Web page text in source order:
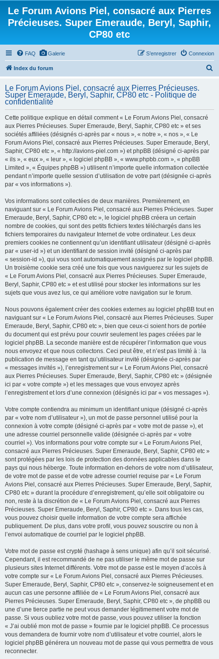
Le Forum Avions Piel, consacré aux Pierres
Précieuses. Super Emeraude, Beryl, Saphir,
CP80 etc
FAQ Galerie Connexion
S’enregistrer
Index du forum
Le Forum Avions Piel, consacré aux Pierres Précieuses.
Super Emeraude, Beryl, Saphir, CP80 etc - Politique de
confidentialité
Cette politique explique en détail comment « Le Forum Avions Piel, consacré
aux Pierres Précieuses. Super Emeraude, Beryl, Saphir, CP80 etc » et ses
sociétés affiliées (désignés ci-après par « nous », « notre », « nos », « Le
Forum Avions Piel, consacré aux Pierres Précieuses. Super Emeraude, Beryl,
Saphir, CP80 etc », « http://avions-piel.com ») et phpBB (désigné ci-après par
« ils », « eux », « leur », « logiciel phpBB », « www.phpbb.com », « phpBB
Limited », « Équipes phpBB ») utilisent n’importe quelle information collectée
pendant n’importe quelle session d’utilisation de votre part (désignée ci-après
par « vos informations »).
Vos informations sont collectées de deux manières. Premièrement, en
naviguant sur « Le Forum Avions Piel, consacré aux Pierres Précieuses. Super
Emeraude, Beryl, Saphir, CP80 etc », le logiciel phpBB créera un certain
nombre de cookies, qui sont des petits fichiers textes téléchargés dans les
fichiers temporaires du navigateur Internet de votre ordinateur. Les deux
premiers cookies ne contiennent qu’un identifiant utilisateur (désigné ci-après
par « user-id ») et un identifiant de session invité (désigné ci-après par
« session-id »), qui vous sont automatiquement assignés par le logiciel phpBB.
Un troisième cookie sera créé une fois que vous naviguerez sur les sujets de
« Le Forum Avions Piel, consacré aux Pierres Précieuses. Super Emeraude,
Beryl, Saphir, CP80 etc » et est utilisé pour stocker les informations sur les
sujets que vous avez lus, ce qui améliore votre navigation sur le forum.
Nous pouvons également créer des cookies externes au logiciel phpBB tout en
naviguant sur « Le Forum Avions Piel, consacré aux Pierres Précieuses. Super
Emeraude, Beryl, Saphir, CP80 etc », bien que ceux-ci soient hors de portée
du document qui est prévu pour couvrir seulement les pages créées par le
logiciel phpBB. La seconde manière est de récupérer l’information que vous
nous envoyez et que nous collectons. Ceci peut être, et n’est pas limité à : la
publication de message en tant qu’utilisateur invité (désignée ci-après par
« messages invités »), l’enregistrement sur « Le Forum Avions Piel, consacré
aux Pierres Précieuses. Super Emeraude, Beryl, Saphir, CP80 etc » (désignée
ici par « votre compte ») et les messages que vous envoyez après
l’enregistrement et lors d’une connexion (désignés ici par « vos messages »).
Votre compte contiendra au minimum un identifiant unique (désigné ci-après
par « votre nom d’utilisateur »), un mot de passe personnel utilisé pour la
connexion à votre compte (désigné ci-après par « votre mot de passe »), et
une adresse courriel personnelle valide (désignée ci-après par « votre
courriel »). Vos informations pour votre compte sur « Le Forum Avions Piel,
consacré aux Pierres Précieuses. Super Emeraude, Beryl, Saphir, CP80 etc »
sont protégées par les lois de protection des données applicables dans le
pays qui nous héberge. Toute information en-dehors de votre nom d’utilisateur,
de votre mot de passe et de votre adresse courriel requise par « Le Forum
Avions Piel, consacré aux Pierres Précieuses. Super Emeraude, Beryl, Saphir,
CP80 etc » durant la procédure d’enregistrement, qu’elle soit obligatoire ou
non, reste à la discrétion de « Le Forum Avions Piel, consacré aux Pierres
Précieuses. Super Emeraude, Beryl, Saphir, CP80 etc ». Dans tous les cas,
vous pouvez choisir quelle information de votre compte sera affichée
publiquement. De plus, dans votre profil, vous pouvez souscrire ou non à
l’envoi automatique de courriel par le logiciel phpBB.
Votre mot de passe est crypté (hashage à sens unique) afin qu’il soit sécurisé.
Cependant, il est recommandé de ne pas utiliser le même mot de passe sur
plusieurs sites Internet différents. Votre mot de passe est le moyen d’accès à
votre compte sur « Le Forum Avions Piel, consacré aux Pierres Précieuses.
Super Emeraude, Beryl, Saphir, CP80 etc », conservez-le soigneusement et en
aucun cas une personne affiliée de « Le Forum Avions Piel, consacré aux
Pierres Précieuses. Super Emeraude, Beryl, Saphir, CP80 etc », de phpBB ou
une d’une tierce partie ne peut vous demander légitimement votre mot de
passe. Si vous oubliez votre mot de passe, vous pouvez utiliser la fonction
« J’ai oublié mon mot de passe » fournie par le logiciel phpBB. Ce processus
vous demandera de fournir votre nom d’utilisateur et votre courriel, alors le
logiciel phpBB générera un nouveau mot de passe qui vous permettra de vous
reconnecter.